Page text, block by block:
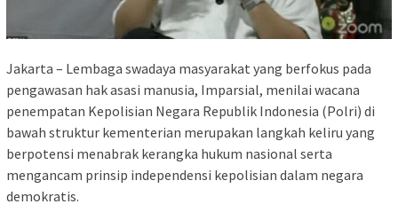
Jakarta – Lembaga swadaya masyarakat yang berfokus pada
pengawasan hak asasi manusia, Imparsial, menilai wacana
penempatan Kepolisian Negara Republik Indonesia (Polri) di
bawah struktur kementerian merupakan langkah keliru yang
berpotensi menabrak kerangka hukum nasional serta
mengancam prinsip independensi kepolisian dalam negara
demokratis.